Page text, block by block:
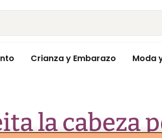
Crianza y Embarazo Moda
la cabeza